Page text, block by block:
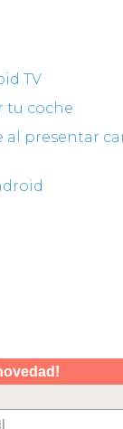
TV
tu coche
al presentar